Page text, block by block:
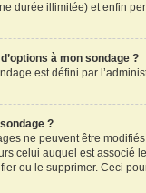
durée illimitée) et enfin
à mon sondage ?
est défini par
?
ne peuvent être
celui auquel est associé
ou le supprimer. Ceci